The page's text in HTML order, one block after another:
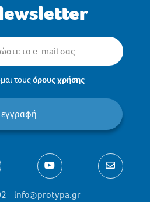
τουςόρους χρήσης
εγγραφή
info@protypa.gr